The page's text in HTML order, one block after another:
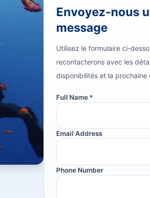
Envoyez-nous
message
Utilisez le formulaire ci-
recontacterons avec les
disponibilités et la prochaine
Full Name *
Email Address
Phone Number